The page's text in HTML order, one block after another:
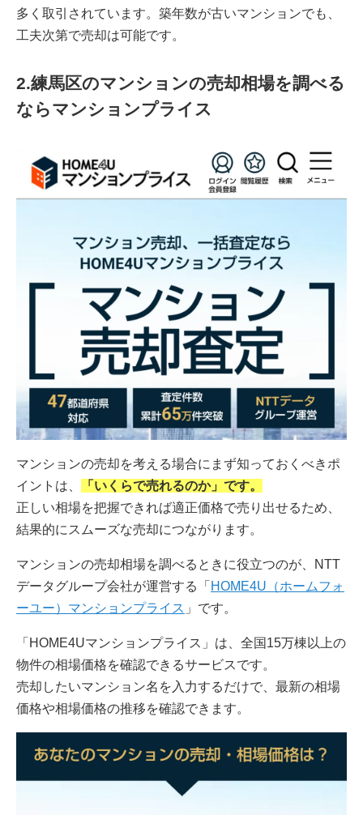
多く取引されています。築年数が古いマンションでも、
工夫次第で売却は可能です。
2.練馬区のマンションの売却相場を調べる
ならマンションプライス
マンションの売却を考える場合にまず知っておくべきポ
イントは、
「いくらで売れるのか」です。
正しい相場を把握できれば適正価格で売り出せるため、
結果的にスムーズな売却につながります。
マンションの売却相場を調べるときに役立つのが、NTT
データグループ会社が運営する「 HOME4U（ホームフォ
ーユー）マンションプライス 」です。
「HOME4Uマンションプライス」は、全国15万棟以上の
物件の相場価格を確認できるサービスです。
売却したいマンション名を入力するだけで、最新の相場
価格や相場価格の推移を確認できます。